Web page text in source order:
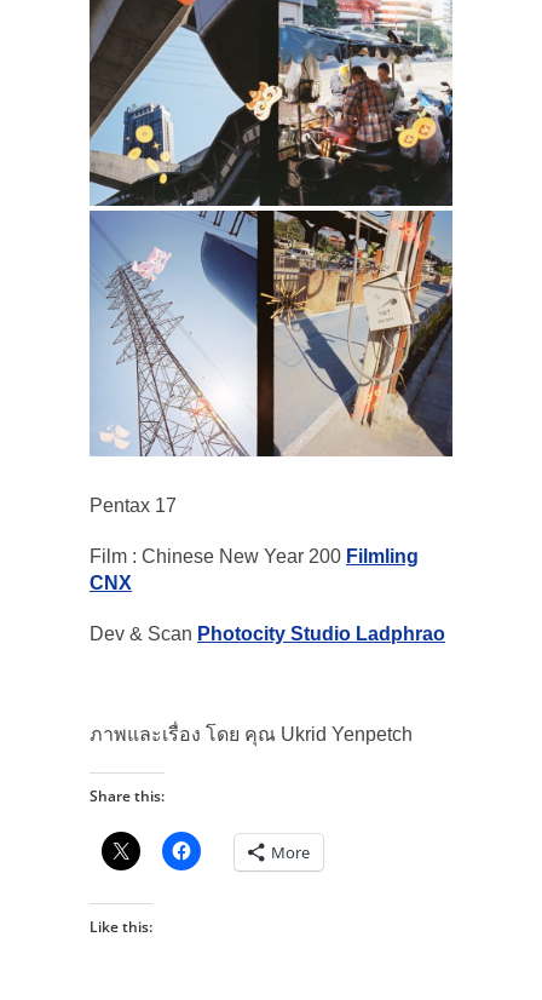
Pentax 17
Film : Chinese New Year 200 Filmling
CNX
Dev & Scan Photocity Studio Ladphrao
ภาพและเรื่อง โดย คุณ Ukrid Yenpetch
Share this:
More
Like this: